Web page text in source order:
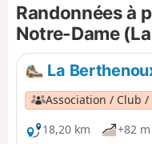
Randonnées à
Notre-Dame
La
Association / Club /
18,20 km
+82 m